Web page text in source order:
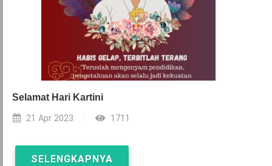
Selamat Hari Kartini
21 Apr 2023 1711
SELENGKAPNYA